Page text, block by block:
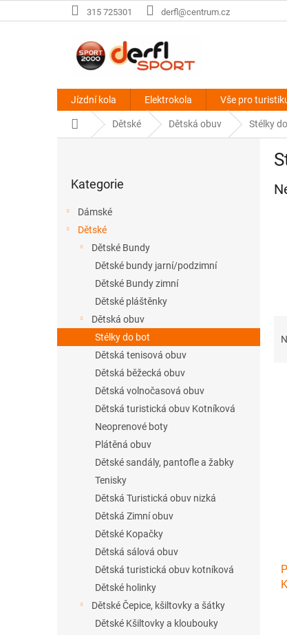
na
315 725301 derfl@centrum.cz
Jízdní kola Elektrokola Vše pro
Domů Dětské Dětská obuv Stélky
e
l
kategorie
Kategorie
Dámské
Dětské
Dětské Bundy
Dětské bundy jarní/podzimní
Dětské Bundy zimní
Dětské pláštěnky
Dětská obuv
Stélky do bot
Dětská tenisová obuv
Dětská běžecká obuv
Dětská volnočasová obuv
Dětská turistická obuv Kotníková
Neoprenové boty
Plátěná obuv
Dětské sandály, pantofle a žabky
Tenisky
Dětská Turistická obuv nizká
Dětská Zimní obuv
Dětské Kopačky
Dětská sálová obuv
Dětská turistická obuv kotníková
Dětské holinky
Dětské Čepice, kšiltovky a šátky
Dětské Kšiltovky a kloubouky